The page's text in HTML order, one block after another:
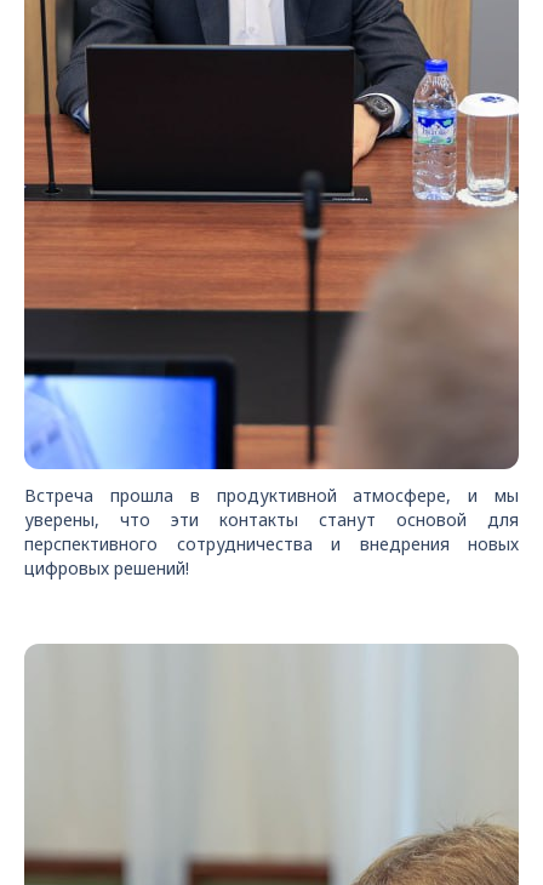
Встреча прошла в продуктивной атмосфере, и мы
уверены, что эти контакты станут основой для
перспективного сотрудничества и внедрения новых
цифровых решений!